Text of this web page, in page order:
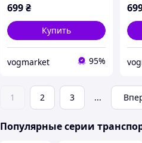
699₴
Купить
vogmarket 95%
1 2 3 ...
Популярные серии